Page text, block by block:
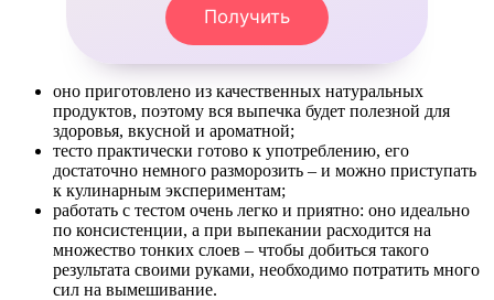
Получить
оно приготовлено из качественных натуральных
продуктов, поэтому вся выпечка будет полезной для
здоровья, вкусной и ароматной;
тесто практически готово к употреблению, его
достаточно немного разморозить – и можно приступать
к кулинарным экспериментам;
работать с тестом очень легко и приятно: оно идеально
по консистенции, а при выпекании расходится на
множество тонких слоев – чтобы добиться такого
результата своими руками, необходимо потратить много
сил на вымешивание.